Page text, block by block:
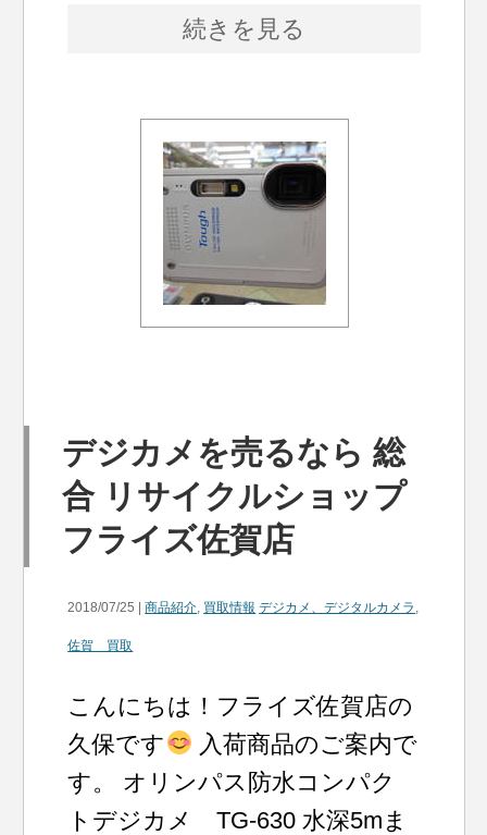
続きを見る
デジカメを売るなら 総
合 リサイクルショップ
フライズ佐賀店
2018/07/25 |商品紹介, 買取情報 デジカメ、デジタルカメラ ,
佐賀 買取
こんにちは！フライズ佐賀店の
久保です
入荷商品のご案内で
す。 オリンパス防水コンパク
トデジカメ TG-630 水深5mま